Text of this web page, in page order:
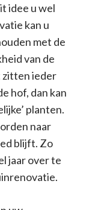
idee u wel
kan u
met de
van de
zitten ieder
hof, dan kan
planten.
naar
blijft. Zo
jaar over te